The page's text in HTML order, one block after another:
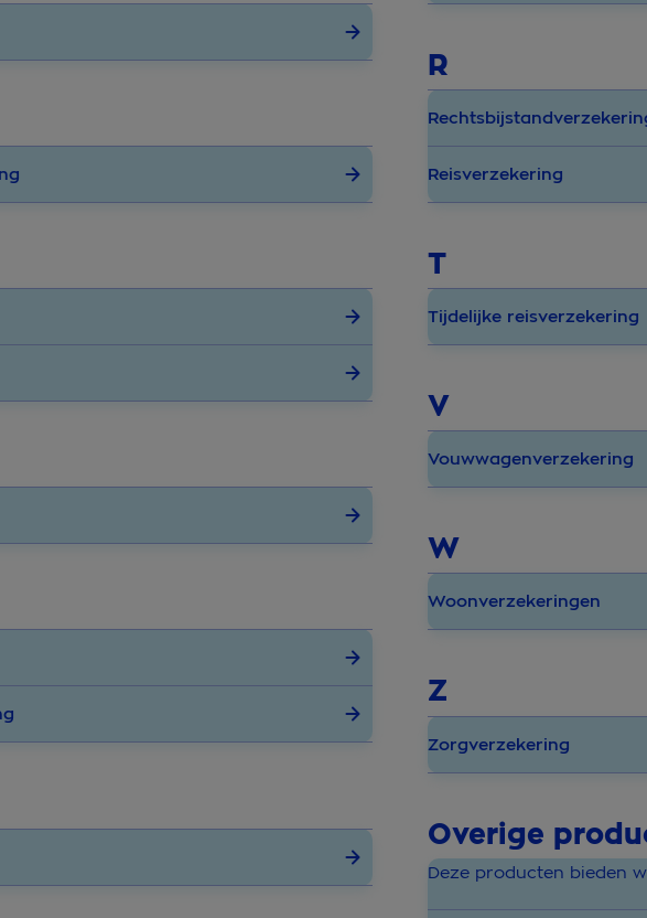
R
Reisverzekering
T
Tijdelijke reisverzekering
V
Vouwwagenverzekering
W
Woonverzekeringen
Z
Zorgverzekering
Overige
Deze producten bieden